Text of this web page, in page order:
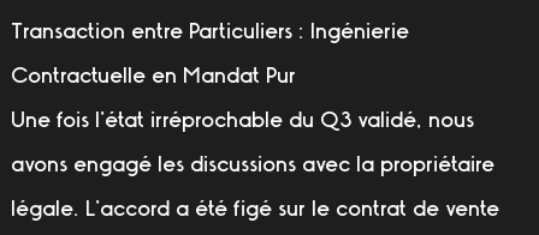
Transaction entre Particuliers : Ingénierie
Contractuelle en Mandat Pur
Une fois l’état irréprochable du Q3 validé, nous
avons engagé les discussions avec la propriétaire
légale. L’accord a été figé sur le contrat de vente